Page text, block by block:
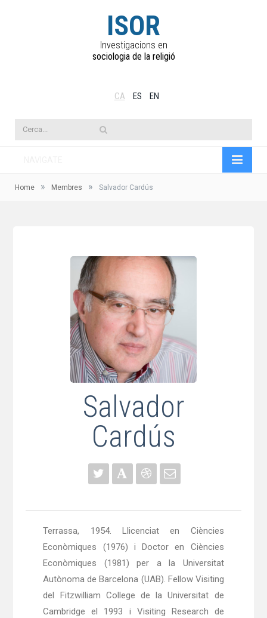
ISOR
Investigacions en
sociologia de la religió
CA ES EN
Home » Membres » Salvador Cardús
Salvador
Cardús
Terrassa, 1954. Llicenciat en Ciències
Econòmiques (1976) i Doctor en Ciències
Econòmiques (1981) per a la Universitat
Autònoma de Barcelona (UAB). Fellow Visiting
del Fitzwilliam College de la Universitat de
Cambridge el 1993 i Visiting Research de